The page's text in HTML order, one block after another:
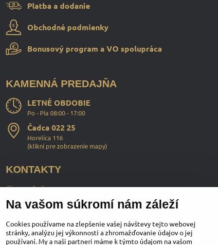
Platba a dodanie
Obchodné podmienky
Bonusový program a VO spolupráca
KAMENNÁ PREDAJŇA
LETNÉ OBDOBIE
Po - Pia 08:00 - 17:00
Čadca 022 25
Horelica 116
(klikni pre zobrazenie mapy)
KONTAKTY
ChopperStyle s.r.o.
Ing. Martin Murčo
+421 911 364 555
Na vašom súkromí nám záleží
Cookies používame na zlepšenie vašej návštevy tejto webovej
stránky, analýzu jej výkonnosti a zhromažďovanie údajov o jej
používaní. My a naši partneri máme k týmto údajom na vašom